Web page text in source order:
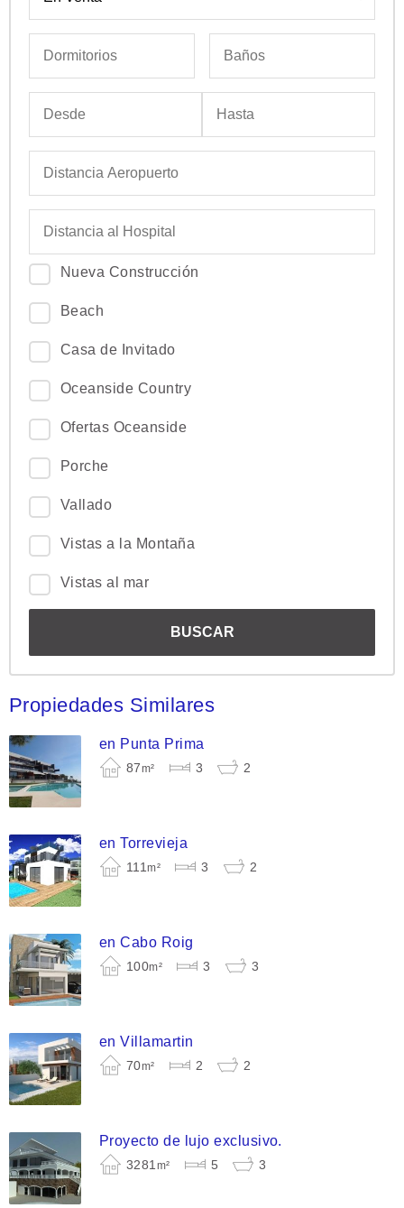
Nueva Construcción
Beach
Casa de Invitado
Oceanside Country
Ofertas Oceanside
Porche
Vallado
Vistas a la Montaña
Vistas al mar
Propiedades Similares
en Punta Prima
87m² 3 2
en Torrevieja
111m² 3 2
en Cabo Roig
100m² 3 3
en Villamartin
70m² 2 2
Proyecto de lujo exclusivo.
3281 m² 5 3